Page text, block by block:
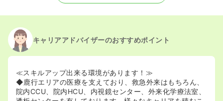
キャリアアドバイザーのおすすめポイント
≪スキルアップ出来る環境があります！≫
◆鹿行エリアの医療を支えており、救急外来はもちろん、
院内CCU、院内HCU、内視鏡センター、外来化学療法室、